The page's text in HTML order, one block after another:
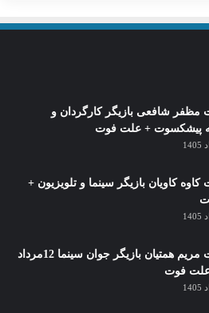
شافعی بازیگر کارگردان و
پیشکسوت + علت فوت
کاویان بازیگر سینما و تلویزیون +
درگذشت مریم همتیان بازیگر جوان سینما 12مرداد